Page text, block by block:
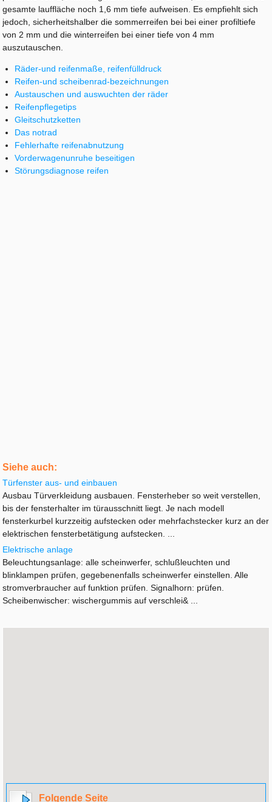
gesamte lauffläche noch 1,6 mm tiefe aufweisen. Es empfiehlt sich
jedoch, sicherheitshalber die sommerreifen bei bei einer profiltiefe
von 2 mm und die winterreifen bei einer tiefe von 4 mm
auszutauschen.
Räder-und reifenmaße, reifenfülldruck
Reifen-und scheibenrad-bezeichnungen
Austauschen und auswuchten der räder
Reifenpflegetips
Gleitschutzketten
Das notrad
Fehlerhafte reifenabnutzung
Vorderwagenunruhe beseitigen
Störungsdiagnose reifen
Siehe auch:
Türfenster aus- und einbauen
Ausbau Türverkleidung ausbauen. Fensterheber so weit verstellen,
bis der fensterhalter im türausschnitt liegt. Je nach modell
fensterkurbel kurzzeitig aufstecken oder mehrfachstecker kurz an der
elektrischen fensterbetätigung aufstecken. ...
Elektrische anlage
Beleuchtungsanlage: alle scheinwerfer, schlußleuchten und
blinklampen prüfen, gegebenenfalls scheinwerfer einstellen. Alle
stromverbraucher auf funktion prüfen. Signalhorn: prüfen.
Scheibenwischer: wischergummis auf verschlei& ...
Folgende Seite